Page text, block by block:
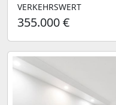
VERKEHRSWERT
355.000 €